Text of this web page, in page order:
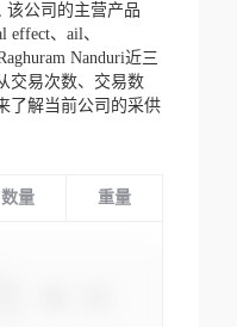
该公司的主营产品
effect、ail、
Nanduri近三
交易次数、交易数
了解当前公司的采供
数量 重量